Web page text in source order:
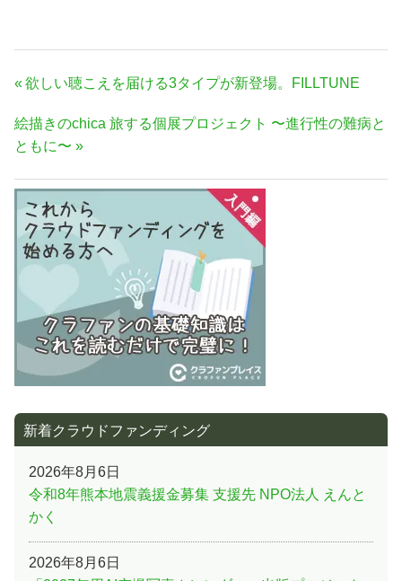
投
ナ
ビ
ゲ
ー
シ
ョ
ン
前
記
事:
欲しい聴こえを届ける3タイプが新登場。FILLTUNE
次
の
事:
絵描きのchica 旅する個展プロジェクト 〜進行性の難病と
ともに〜
新着クラウドファンディング
2026年8月6日
令和8年熊本地震義援金募集 支援先 NPO法人 えんと
かく
2026年8月6日